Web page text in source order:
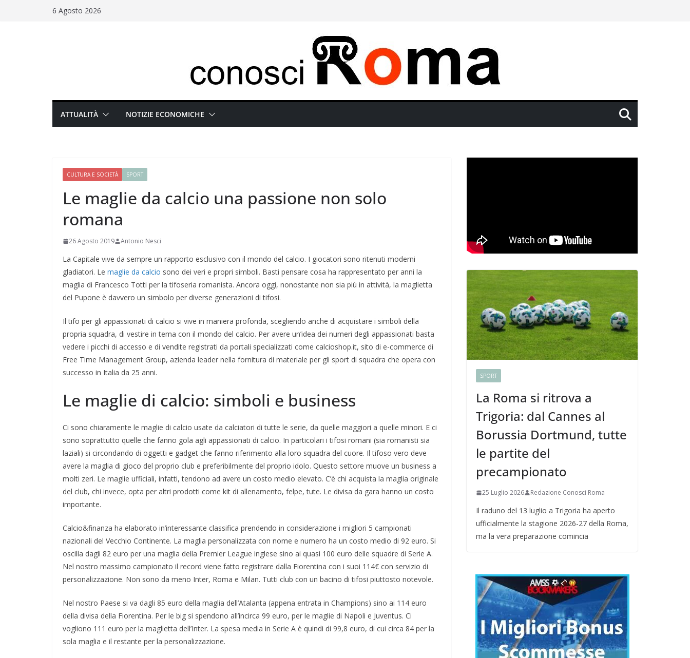
6 Agosto 2026
ATTUALITÀ NOTIZIE ECONOMICHE
CULTURA E SOCIETÀ SPORT
Le maglie da calcio una passione non solo
romana
26 Agosto 2019 Antonio Nesci
La Capitale vive da sempre un rapporto esclusivo con il mondo del calcio. I giocatori sono ritenuti moderni
gladiatori. Le maglie da calcio sono dei veri e propri simboli. Basti pensare cosa ha rappresentato per anni la
maglia di Francesco Totti per la tifoseria romanista. Ancora oggi, nonostante non sia più in attività, la maglietta
del Pupone è davvero un simbolo per diverse generazioni di tifosi.
Il tifo per gli appassionati di calcio si vive in maniera profonda, scegliendo anche di acquistare i simboli della
propria squadra, di vestire in tema con il mondo del calcio. Per avere un’idea dei numeri degli appassionati basta
vedere i picchi di accesso e di vendite registrati da portali specializzati come calcioshop.it, sito di e-commerce di
Free Time Management Group, azienda leader nella fornitura di materiale per gli sport di squadra che opera con
successo in Italia da 25 anni.
Le maglie di calcio: simboli e business
Ci sono chiaramente le maglie di calcio usate da calciatori di tutte le serie, da quelle maggiori a quelle minori. E ci
sono soprattutto quelle che fanno gola agli appassionati di calcio. In particolari i tifosi romani (sia romanisti sia
laziali) si circondando di oggetti e gadget che fanno riferimento alla loro squadra del cuore. Il tifoso vero deve
avere la maglia di gioco del proprio club e preferibilmente del proprio idolo. Questo settore muove un business a
molti zeri. Le maglie ufficiali, infatti, tendono ad avere un costo medio elevato. C’è chi acquista la maglia originale
del club, chi invece, opta per altri prodotti come kit di allenamento, felpe, tute. Le divisa da gara hanno un costo
importante.
Calcio&finanza ha elaborato in’interessante classifica prendendo in considerazione i migliori 5 campionati
nazionali del Vecchio Continente. La maglia personalizzata con nome e numero ha un costo medio di 92 euro. Si
oscilla dagli 82 euro per una maglia della Premier League inglese sino ai quasi 100 euro delle squadre di Serie A.
Nel nostro massimo campionato il record viene fatto registrare dalla Fiorentina con i suoi 114€ con servizio di
personalizzazione. Non sono da meno Inter, Roma e Milan. Tutti club con un bacino di tifosi piuttosto notevole.
Nel nostro Paese si va dagli 85 euro della maglia dell’Atalanta (appena entrata in Champions) sino ai 114 euro
della divisa della Fiorentina. Per le big si spendono all’incirca 99 euro, per le maglie di Napoli e Juventus. Ci
vogliono 111 euro per la maglietta dell’Inter. La spesa media in Serie A è quindi di 99,8 euro, di cui circa 84 per la
sola maglia e il restante per la personalizzazione.
SPORT
La Roma si ritrova a
Trigoria: dal Cannes al
Borussia Dortmund, tutte
le partite del
precampionato
25 Luglio 2026 Redazione Conosci Roma
Il raduno del 13 luglio a Trigoria ha aperto
ufficialmente la stagione 2026-27 della Roma,
ma la vera preparazione comincia